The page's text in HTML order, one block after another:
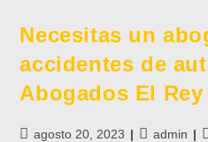
Necesitas un
accidentes de
Abogados El Rey
agosto 20, 2023 admin